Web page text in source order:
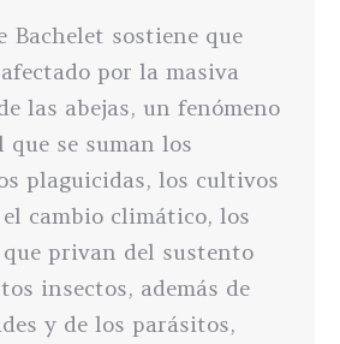
Bachelet sostiene que
por la masiva
las abejas, un fenómeno
que se suman los
plaguicidas, los cultivos
cambio climático, los
privan del sustento
insectos, además de
y de los parásitos,